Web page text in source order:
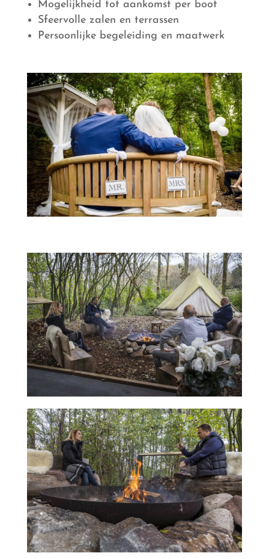
Mogelijkheid tot aankomst per boot
Sfeervolle zalen en terrassen
Persoonlijke begeleiding en maatwerk